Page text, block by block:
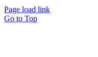
Page load link
Go to Top